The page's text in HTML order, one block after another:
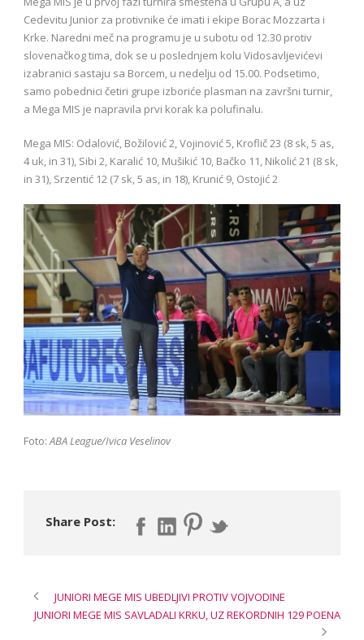
Cedevitu Junior za protivnike će imati i ekipe Borac Mozzarta i
Krke. Naredni meč na programu je u subotu od 12.30 protiv
slovenačkog tima, dok se u poslednjem kolu Vidosavljevićevi
izabranici sastaju sa Borcem, u nedelju od 15.00. Podsetimo,
samo pobednici četiri grupe izboriće plasman na završni turnir,
a Mega MIS je napravila prvi korak ka polufinalu.
Mega MIS: Odalović, Božilović 2, Vojinović 5, Kroflič 23 (8 sk, 5 as,
4 uk, in 31), Sibi 2, Karalić 10, Mušikić 10, Bačko 11, Nikolić 21 (8 sk,
in 31), Srzentić 12 (7 sk, 5 as, in 18), Krunić 9, Ostojić 2
Foto:ABA League/Ivica Veselinov
Share Post:
JUNIORI MEGE MIS UBEDLJIVI PROTIV VOJVODINE
JUNIORI MEGE MIS SAVLADALI KRKU, UZ REKORDNIH 129 POENA